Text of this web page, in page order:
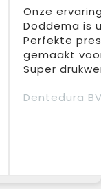
Onze
Doddema is
Perfekte
gemaakt
Super
Dentedura